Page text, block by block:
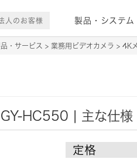
人のお客様 製品・システム
・サービス 業務用ビデオカメラ 4K
GY-HC550 | 主な仕様
定格